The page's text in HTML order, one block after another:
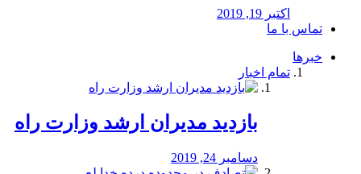
اکتبر 19, 2019
تماس با ما
خبرها
تمام اخبار
بازدید مدیران ارشد وزارت راه
دسامبر 24, 2019